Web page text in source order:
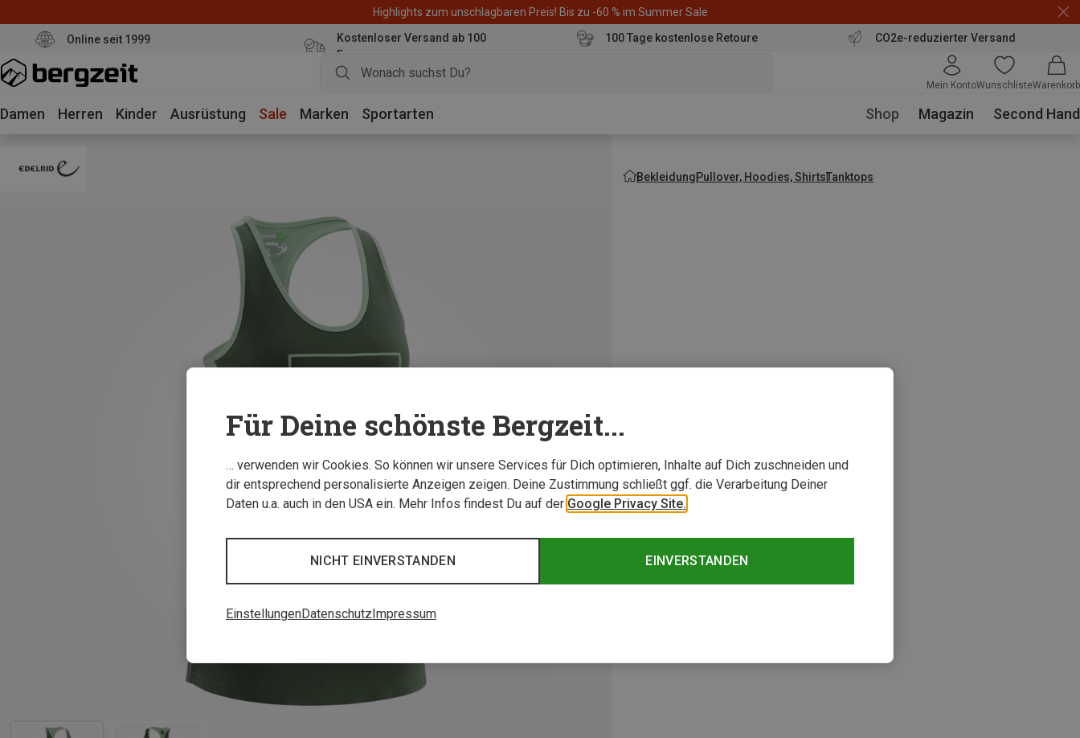
Highlights zum unschlagbaren Preis! Bis zu -60 % im Summer Sale
Online seit 1999
Kostenloser Versand ab 100
Euro
100 Tage kostenlose Retoure CO2e-reduzierter Versand
Mein KontoWunschlisteWarenkorb
Damen Herren Kinder Ausrüstung Sale Marken Sportarten Shop Magazin Second Hand
BekleidungPullover, Hoodies, ShirtsTanktops
Für Deine schönste Bergzeit...
… verwenden wir Cookies. So können wir unsere Services für Dich optimieren, Inhalte auf Dich zuschneiden und
dir entsprechend personalisierte Anzeigen zeigen. Deine Zustimmung schließt ggf. die Verarbeitung Deiner
Daten u.a. auch in den USA ein. Mehr Infos findest Du auf der Google Privacy Site.
EINVERSTANDEN
NICHT EINVERSTANDEN
EinstellungenDatenschutz Impressum